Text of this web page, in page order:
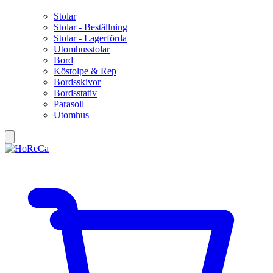
Stolar
Stolar - Beställning
Stolar - Lagerförda
Utomhusstolar
Bord
Köstolpe & Rep
Bordsskivor
Bordsstativ
Parasoll
Utomhus